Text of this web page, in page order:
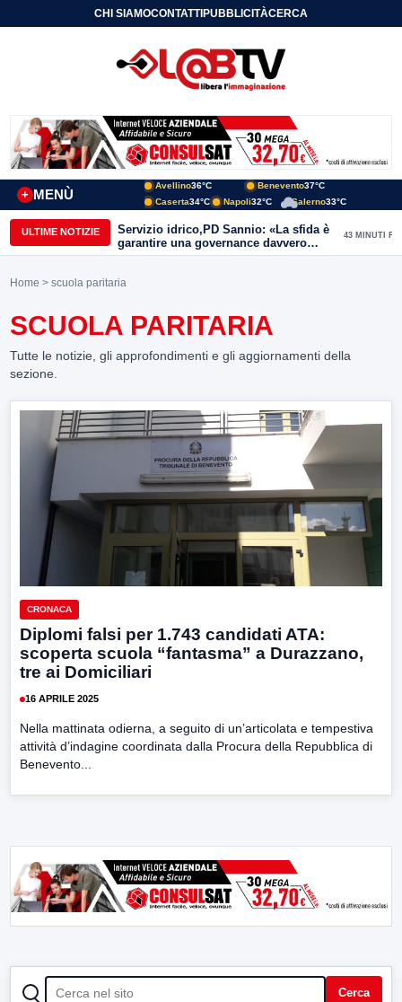
CHI SIAMOCONTATTIPUBBLICITÀCERCA
MENÙ
+
Avellino36°C Benevento37°C
Caserta34°C Napoli32°C Salerno33°C
ULTIME NOTIZIE
Servizio idrico,PD Sannio: «La sfida è
garantire una governance davvero
pubblica»
43 MINUTI FA
Home > scuola paritaria
SCUOLA PARITARIA
Tutte le notizie, gli approfondimenti e gli aggiornamenti della
sezione.
CRONACA
Diplomi falsi per 1.743 candidati ATA:
scoperta scuola “fantasma” a Durazzano,
tre ai Domiciliari
16 APRILE 2025
Nella mattinata odierna, a seguito di un’articolata e tempestiva
attività d’indagine coordinata dalla Procura della Repubblica di
Benevento...
CERCA Cerca